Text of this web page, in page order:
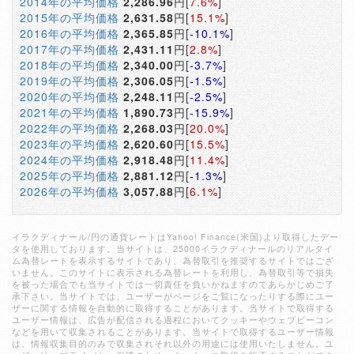
2015年の平均価格 2,631.58円[15.1%]
2016年の平均価格 2,365.85円[-10.1%]
2017年の平均価格 2,431.11 円[2.8%]
2018年の平均価格 2,340.00円[-3.7%]
2019年の平均価格 2,306.05円[-1.5%]
2020年の平均価格 2,248.11 円[-2.5%]
2021年の平均価格 1,890.73円[-15.9%]
2022年の平均価格 2,268.03円[20.0%]
2023年の平均価格 2,620.60円[15.5%]
2024年の平均価格 2,918.48円[11.4%]
2025年の平均価格 2,881.12円[-1.3%]
2026年の平均価格 3,057.88円[6.1%]
イラクディナール/円の通貨レートはYahoo! Finance(米国)より取得したデー
タを使用しております。当サイトは、25000イラクディナールのリアルタイ
ム為替レートを表示するサイトであり、為替取引を推奨するサイトではござ
いません。このサイトに表示される為替レートを利用し、為替取引等で損失
を被った場合でも当サイトでは一切責任を負いかねますのであらかじめご了
承下さい。当サイトでは、ユーザーがページをご覧になったりする際にユー
ザーに関する情報を自動的に取得することがあります。当サイトで取得する
ユーザー情報は、広告が配信される過程においてクッキーやウェブビーコン
などを用いて収集されることがあります。当サイトで取得するユーザー情報
は、情報収集目的のみで収集されそれ以外の用途には使用いたしません。ユ